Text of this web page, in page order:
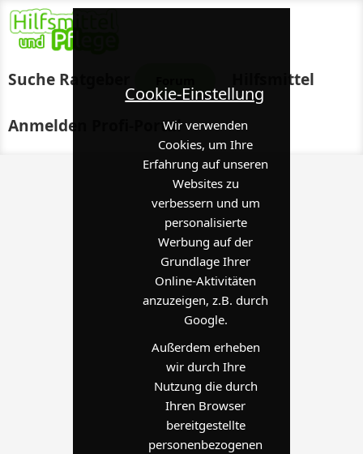
Cookie-Einstellung
Wir verwenden
Cookies, um Ihre
Erfahrung auf unseren
Websites zu
verbessern und um
personalisierte
Werbung auf der
Grundlage Ihrer
Online-Aktivitäten
anzuzeigen, z.B. durch
Google.
Außerdem erheben
wir durch Ihre
Nutzung die durch
Ihren Browser
bereitgestellte
personenbezogenen
Suche Ratgeber Hilfsmittel
Anmelden Profi-Portal